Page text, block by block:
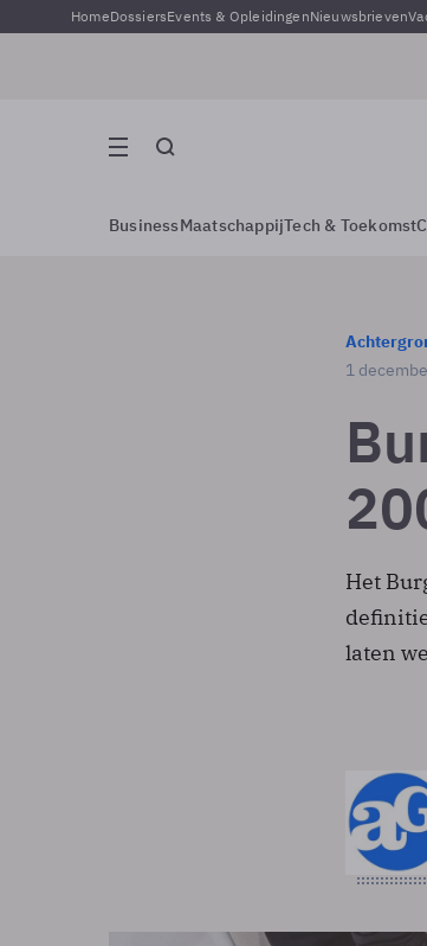
HomeDossiersEvents & OpleidingenNieuwsbrieven
BusinessMaatschappijTech & Toekomst
1
Het
laten